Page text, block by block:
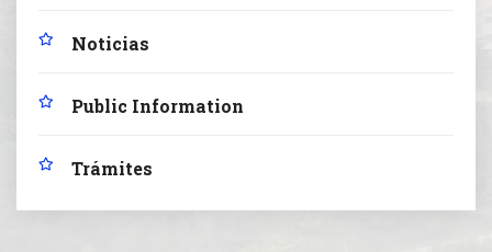
Noticias
Public Information
Trámites